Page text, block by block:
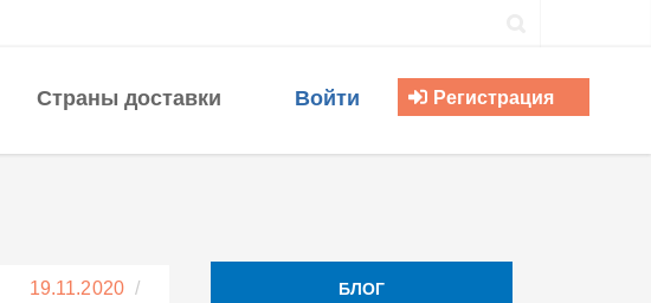
Страны доставки Войти Регистрация
19.11.2020 / БЛОГ